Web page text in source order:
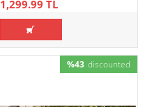
1,299.99 TL
%43 discounted